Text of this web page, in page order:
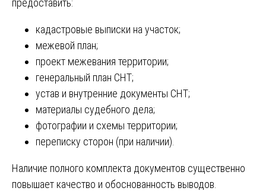
предоставить:
кадастровые выписки на участок;
межевой план;
проект межевания территории;
генеральный план СНТ;
устав и внутренние документы СНТ;
материалы судебного дела;
фотографии и схемы территории;
переписку сторон (при наличии).
Наличие полного комплекта документов существенно
повышает качество и обоснованность выводов.